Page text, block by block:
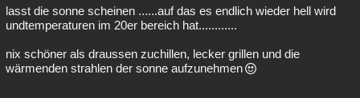
lasst die sonne scheinen ......auf das es endlich wieder hell wird
undtemperaturen im 20er bereich hat............
nix schöner als draussen zuchillen, lecker grillen und die
wärmenden strahlen der sonne aufzunehmen